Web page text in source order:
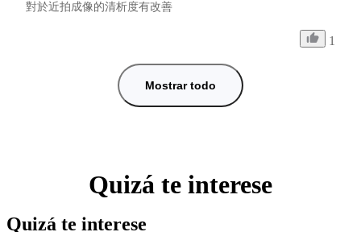
對於近拍成像的清析度有改善
1
Mostrar todo
Quizá te interese
Quizá te interese